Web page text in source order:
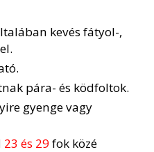
kevés fátyol-,
pára- és ködfoltok.
gyenge vagy
23 és 29fok közé